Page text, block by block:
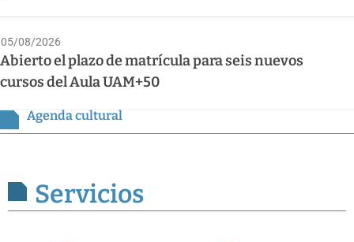
05/08/2026
Abierto el plazo de matrícula para seis nuevos
cursos del Aula UAM+50
Agenda cultural
Servicios